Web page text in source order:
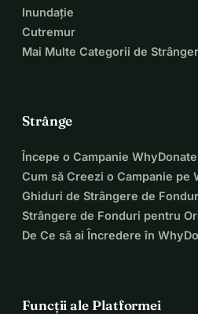
Inundație
Cutremur
Mai Multe Categorii de
Strânge
Începe o Campanie WhyDonate
Cum să Creezi o Campanie pe
Ghiduri de Strângere de
Strângere de Fonduri pentru
De Ce să ai Încredere în
Funcții ale Platformei